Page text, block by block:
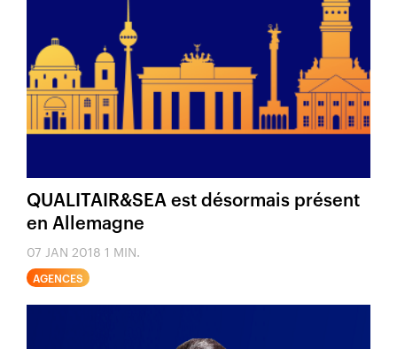
QUALITAIR&SEA est désormais présent
en Allemagne
07 JAN 2018 1 MIN.
AGENCES